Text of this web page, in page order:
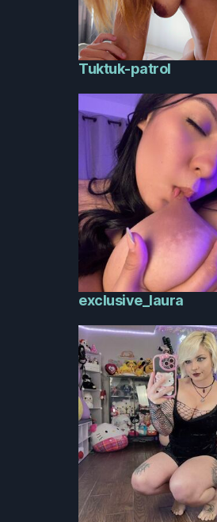
Tuktuk-patrol
exclusive_laura